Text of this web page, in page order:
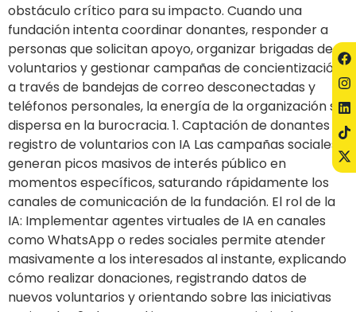
obstáculo crítico para su impacto. Cuando una
fundación intenta coordinar donantes, responder a
personas que solicitan apoyo, organizar brigadas de
voluntarios y gestionar campañas de concientización
a través de bandejas de correo desconectadas y
teléfonos personales, la energía de la organización se
dispersa en la burocracia. 1. Captación de donantes y
registro de voluntarios con IA Las campañas sociales
generan picos masivos de interés público en
momentos específicos, saturando rápidamente los
canales de comunicación de la fundación. El rol de la
IA: Implementar agentes virtuales de IA en canales
como WhatsApp o redes sociales permite atender
masivamente a los interesados al instante, explicando
cómo realizar donaciones, registrando datos de
nuevos voluntarios y orientando sobre las iniciativas